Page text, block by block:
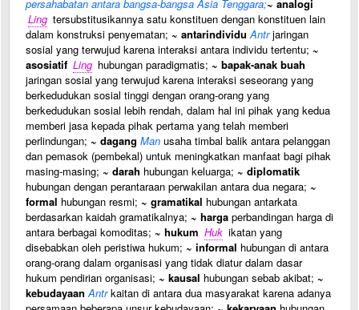
persahabatan antara bangsa-bangsa Asia Tenggara;~ analogi
Ling tersubstitusikannya satu konstituen dengan konstituen lain
dalam konstruksi penyematan; ~ antarindividu Antrjaringan
sosial yang terwujud karena interaksi antara individu tertentu; ~
asosiatif Ling hubungan paradigmatis; ~ bapak-anak buah
jaringan sosial yang terwujud karena interaksi seseorang yang
berkedudukan sosial tinggi dengan orang-orang yang
berkedudukan sosial lebih rendah, dalam hal ini pihak yang kedua
memberi jasa kepada pihak pertama yang telah memberi
perlindungan; ~ dagang Man usaha timbal balik antara pelanggan
dan pemasok (pembekal) untuk meningkatkan manfaat bagi pihak
masing-masing; ~ darah hubungan keluarga; ~ diplomatik
hubungan dengan perantaraan perwakilan antara dua negara; ~
formal hubungan resmi; ~ gramatikal hubungan antarkata
berdasarkan kaidah gramatikalnya; ~ harga perbandingan harga di
antara berbagai komoditas; ~ hukum Huk ikatan yang
disebabkan oleh peristiwa hukum; ~ informal hubungan di antara
orang-orang dalam organisasi yang tidak diatur dalam dasar
hukum pendirian organisasi; ~ kausal hubungan sebab akibat; ~
kebudayaan Antrkaitan di antara dua masyarakat karena adanya